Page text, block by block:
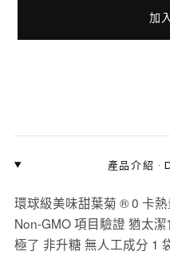
加
產品介紹 ·
環球級美味甜葉菊 ® 0 卡
Non-GMO 項目驗證 猶太
極了 非升糖 無人工成分 1